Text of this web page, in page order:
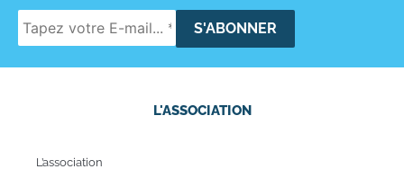
L'ASSOCIATION
L’association